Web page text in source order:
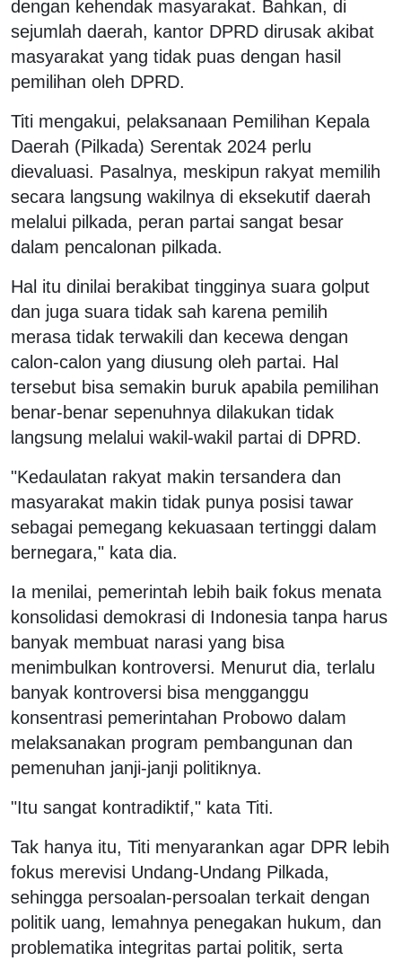
dengan kehendak masyarakat. Bahkan, di
sejumlah daerah, kantor DPRD dirusak akibat
masyarakat yang tidak puas dengan hasil
pemilihan oleh DPRD.
Titi mengakui, pelaksanaan Pemilihan Kepala
Daerah (Pilkada) Serentak 2024 perlu
dievaluasi. Pasalnya, meskipun rakyat memilih
secara langsung wakilnya di eksekutif daerah
melalui pilkada, peran partai sangat besar
dalam pencalonan pilkada.
Hal itu dinilai berakibat tingginya suara golput
dan juga suara tidak sah karena pemilih
merasa tidak terwakili dan kecewa dengan
calon-calon yang diusung oleh partai. Hal
tersebut bisa semakin buruk apabila pemilihan
benar-benar sepenuhnya dilakukan tidak
langsung melalui wakil-wakil partai di DPRD.
"Kedaulatan rakyat makin tersandera dan
masyarakat makin tidak punya posisi tawar
sebagai pemegang kekuasaan tertinggi dalam
bernegara," kata dia.
Ia menilai, pemerintah lebih baik fokus menata
konsolidasi demokrasi di Indonesia tanpa harus
banyak membuat narasi yang bisa
menimbulkan kontroversi. Menurut dia, terlalu
banyak kontroversi bisa mengganggu
konsentrasi pemerintahan Probowo dalam
melaksanakan program pembangunan dan
pemenuhan janji-janji politiknya.
"Itu sangat kontradiktif," kata Titi.
Tak hanya itu, Titi menyarankan agar DPR lebih
fokus merevisi Undang-Undang Pilkada,
sehingga persoalan-persoalan terkait dengan
politik uang, lemahnya penegakan hukum, dan
problematika integritas partai politik, serta